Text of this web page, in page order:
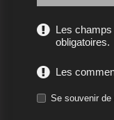
Les
obligatoires.
Les
Se souvenir de